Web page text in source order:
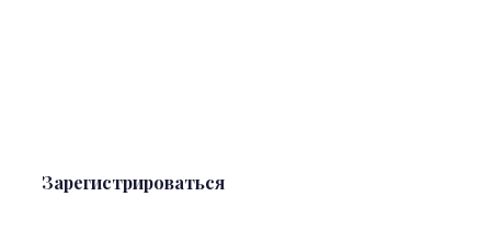
Зарегистрироваться